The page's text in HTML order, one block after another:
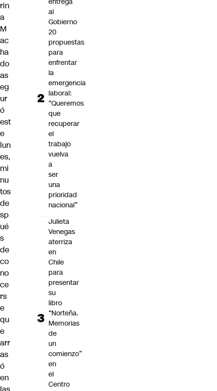
rin
a
M
ac
ha
do
as
eg
ur
ó
est
e
lun
es,
mi
nu
tos
de
sp
ué
s
de
co
no
ce
rs
e
qu
e
arr
as
ó
en
al
Gobierno
20
propuestas
para
enfrentar
la
emergencia
laboral:
“Queremos
que
recuperar
el
trabajo
vuelva
a
ser
una
prioridad
nacional”
Julieta
Venegas
aterriza
en
Chile
para
presentar
su
libro
“Norteña.
Memorias
de
un
comienzo”
en
el
Centro